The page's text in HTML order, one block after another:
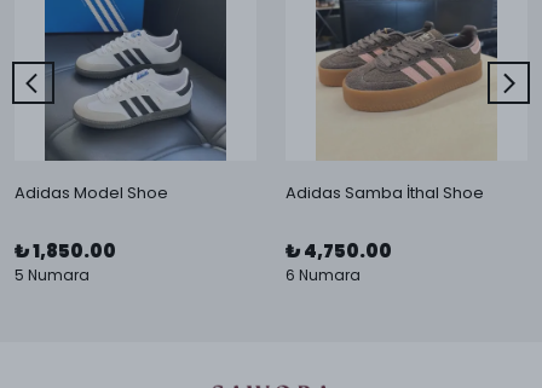
Adidas Model Shoe
₺ 1,850.00
5 Numara
Adidas Samba İthal Shoe
₺ 4,750.00
6 Numara